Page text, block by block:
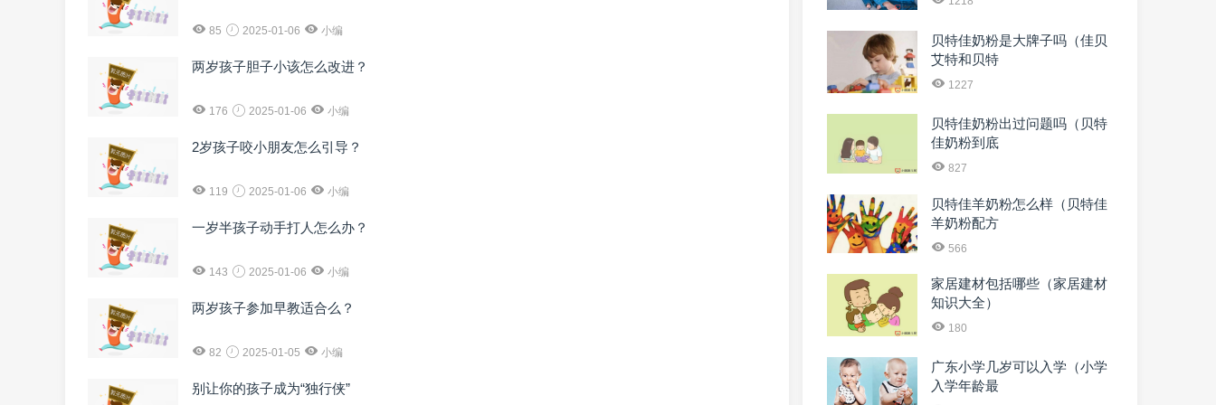
85 2025-01-06 小编
两岁孩子胆子小该怎么改进？
176 2025-01-06 小编
2岁孩子咬小朋友怎么引导？
119 2025-01-06 小编
一岁半孩子动手打人怎么办？
143 2025-01-06 小编
两岁孩子参加早教适合么？
82 2025-01-05 小编
别让你的孩子成为“独行侠”
贝特佳奶粉是大牌子吗（佳贝
艾特和贝特
1227
贝特佳奶粉出过问题吗（贝特
佳奶粉到底
827
贝特佳羊奶粉怎么样（贝特佳
羊奶粉配方
566
家居建材包括哪些（家居建材
知识大全）
180
广东小学几岁可以入学（小学
入学年龄最